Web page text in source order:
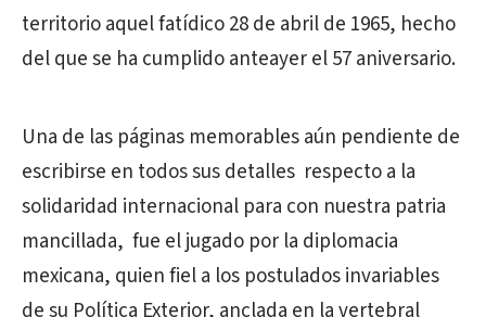
territorio aquel fatídico 28 de abril de 1965, hecho
del que se ha cumplido anteayer el 57 aniversario.
Una de las páginas memorables aún pendiente de
escribirse en todos sus detalles respecto a la
solidaridad internacional para con nuestra patria
mancillada, fue el jugado por la diplomacia
mexicana, quien fiel a los postulados invariables
de su Política Exterior, anclada en la vertebral